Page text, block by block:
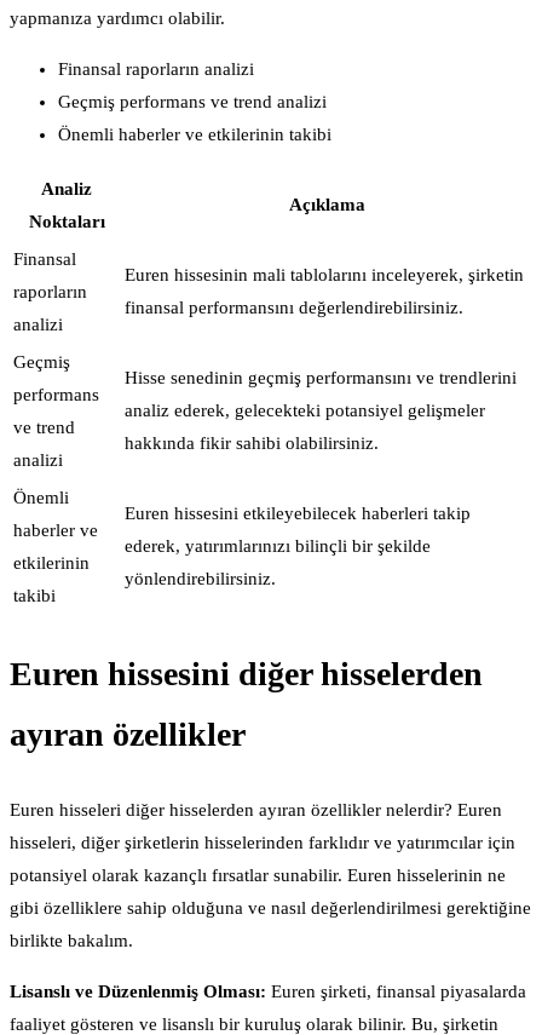
yapmanıza yardımcı olabilir.
Finansal raporların analizi
Geçmiş performans ve trend analizi
Önemli haberler ve etkilerinin takibi
Analiz
Noktaları
Açıklama
Finansal
raporların
analizi
Euren hissesinin mali tablolarını inceleyerek, şirketin
finansal performansını değerlendirebilirsiniz.
Geçmiş
performans
ve trend
analizi
Hisse senedinin geçmiş performansını ve trendlerini
analiz ederek, gelecekteki potansiyel gelişmeler
hakkında fikir sahibi olabilirsiniz.
Önemli
haberler ve
etkilerinin
takibi
Euren hissesini etkileyebilecek haberleri takip
ederek, yatırımlarınızı bilinçli bir şekilde
yönlendirebilirsiniz.
Euren hissesini diğer hisselerden
ayıran özellikler
Euren hisseleri diğer hisselerden ayıran özellikler nelerdir? Euren
hisseleri, diğer şirketlerin hisselerinden farklıdır ve yatırımcılar için
potansiyel olarak kazançlı fırsatlar sunabilir. Euren hisselerinin ne
gibi özelliklere sahip olduğuna ve nasıl değerlendirilmesi gerektiğine
birlikte bakalım.
Lisanslı ve Düzenlenmiş Olması: Euren şirketi, finansal piyasalarda
faaliyet gösteren ve lisanslı bir kuruluş olarak bilinir. Bu, şirketin